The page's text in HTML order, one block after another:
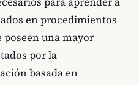
en procedimientos
una mayor
por la
basada en